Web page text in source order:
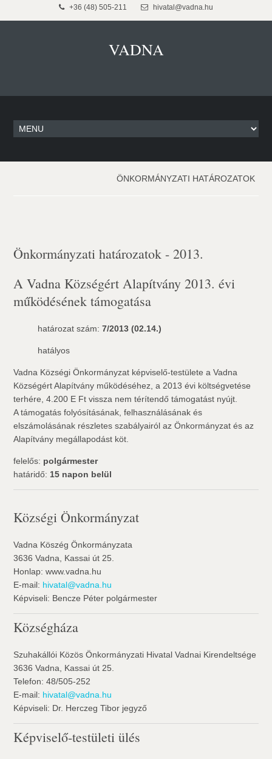
+36 (48) 505-211 hivatal@vadna.hu
VADNA
ÖNKORMÁNYZATI HATÁROZATOK
Önkormányzati határozatok - 2013.
A Vadna Községért Alapítvány 2013. évi
működésének támogatása
határozat szám:7/2013 (02.14.)
hatályos
Vadna Községi Önkormányzat képviselő-testülete a Vadna
Községért Alapítvány működéséhez, a 2013 évi költségvetése
terhére, 4.200 E Ft vissza nem térítendő támogatást nyújt.
A támogatás folyósításának, felhasználásának és
elszámolásának részletes szabályairól az Önkormányzat és az
Alapítvány megállapodást köt.
felelős: polgármester
határidő: 15 napon belül
Községi Önkormányzat
Vadna Köszég Önkormányzata
3636 Vadna, Kassai út 25.
Honlap: www.vadna.hu
E-mail: hivatal@vadna.hu
Képviseli: Bencze Péter polgármester
Községháza
Szuhakállói Közös Önkormányzati Hivatal Vadnai Kirendeltsége
3636 Vadna, Kassai út 25.
Telefon: 48/505-252
E-mail: hivatal@vadna.hu
Képviseli: Dr. Herczeg Tibor jegyző
Képviselő-testületi ülés